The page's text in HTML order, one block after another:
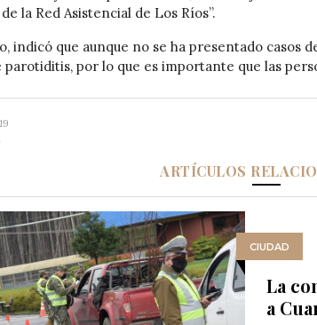
la Red Asistencial de Los Ríos”.
indicó que aunque no se ha presentado casos
por lo que es importante que las
ARTÍCULOS
CIUDAD
La
a